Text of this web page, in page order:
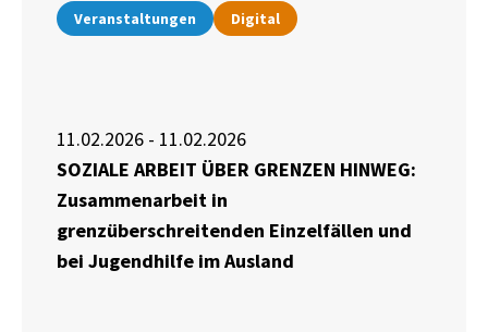
Veranstaltungen Digital
11.02.2026 - 11.02.2026
SOZIALE ARBEIT ÜBER GRENZEN HINWEG:
Zusammenarbeit in
grenzüberschreitenden Einzelfällen und
bei Jugendhilfe im Ausland